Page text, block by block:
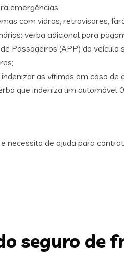
emergências;
com vidros, retrovisores,
verba adicional para
Passageiros (APP) do
as vítimas em caso
que indeniza um automóvel
necessita de ajuda para
seguro de